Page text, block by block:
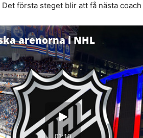
första steget blir att få nästa coach